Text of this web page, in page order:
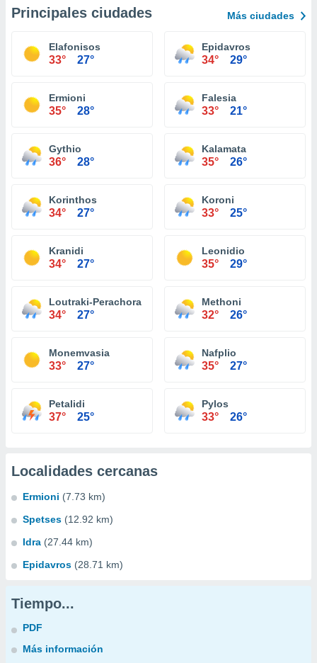
Principales ciudades Más ciudades
Elafonisos
33° 27°
Epidavros
34° 29°
Ermioni
35° 28°
Falesia
33° 21°
Gythio
36° 28°
Kalamata
35° 26°
Korinthos
34° 27°
Koroni
33° 25°
Kranidi
34° 27°
Leonidio
35° 29°
Loutraki-Perachora
34° 27°
Methoni
32° 26°
Monemvasia
33° 27°
Nafplio
35° 27°
Petalidi
37° 25°
Pylos
33° 26°
Localidades cercanas
Ermioni (7.73 km)
Spetses (12.92 km)
Idra (27.44 km)
Epidavros (28.71 km)
Tiempo...
PDF
Más información